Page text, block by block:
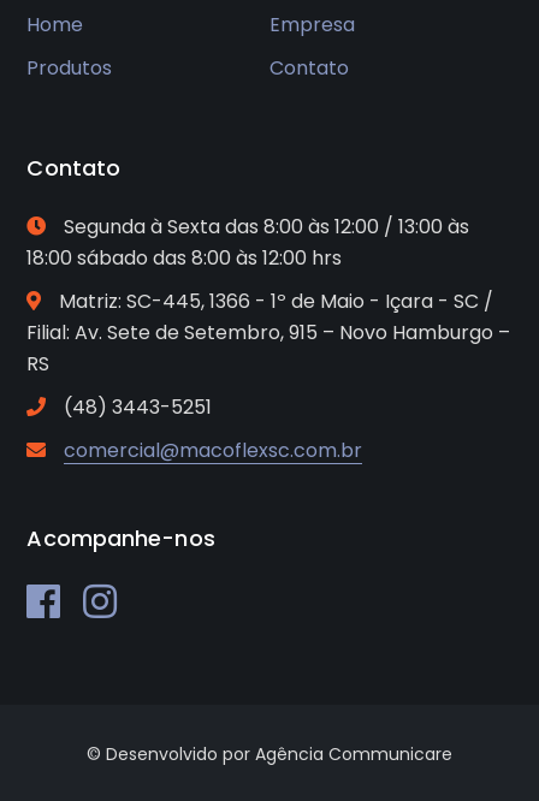
Home
Empresa
Produtos
Contato
Contato
Segunda à Sexta das 8:00 às 12:00 / 13:00 às
18:00 sábado das 8:00 às 12:00 hrs
Matriz: SC-445, 1366 - 1º de Maio - Içara - SC /
Filial: Av. Sete de Setembro, 915 – Novo Hamburgo –
RS
(48) 3443-5251
comercial@macoflexsc.com.br
Acompanhe-nos
© Desenvolvido por Agência Communicare